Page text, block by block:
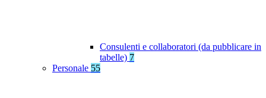
Consulenti e collaboratori (da pubblicare in
tabelle) 7
Personale 55